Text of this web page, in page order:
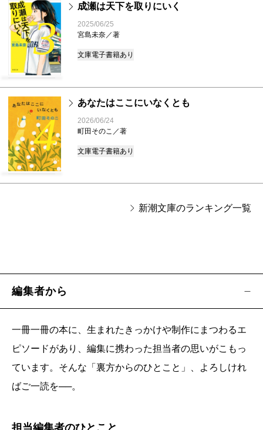
3
成瀬は天下を取りにいく
2025/06/25
宮島未奈／著
文庫電子書籍あり
4
あなたはここにいなくとも
2026/06/24
町田そのこ／著
文庫電子書籍あり
新潮文庫のランキング一覧
編集者から
一冊一冊の本に、生まれたきっかけや制作にまつわるエ
ピソードがあり、編集に携わった担当者の思いがこもっ
ています。そんな「裏方からのひとこと」、よろしけれ
ばご一読を──。